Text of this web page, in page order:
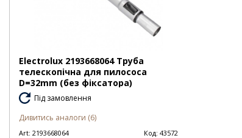
Electrolux 2193668064 Труба
телескопічна для пилососа
D=32mm (без фіксатора)
Під замовлення
Дивитись аналоги (6)
Art: 2193668064 Код: 43572